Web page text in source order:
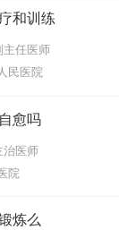
和训练
主任医师
民医院
愈吗
治医师
院
炼么